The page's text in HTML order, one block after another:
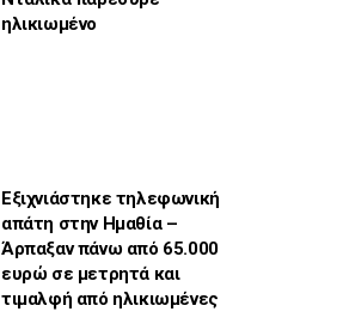
ηλικιωμένο
Εξιχνιάστηκε τηλεφωνική
απάτη στην Ημαθία –
Άρπαξαν πάνω από 65.000
ευρώ σε μετρητά και
τιμαλφή από ηλικιωμένες